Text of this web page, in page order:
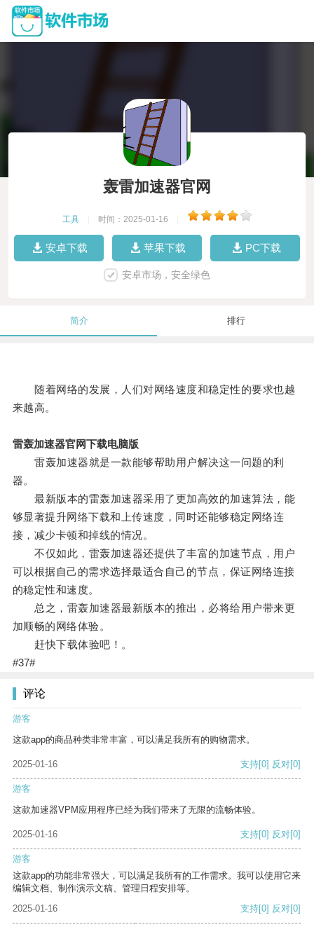
轰雷加速器官网
工具 时间：2025-01-16
安卓下载 苹果下载 PC下载
安卓市场，安全绿色
简介 排行
随着网络的发展，人们对网络速度和稳定性的要求也越
来越高。
雷轰加速器官网下载电脑版
雷轰加速器就是一款能够帮助用户解决这一问题的利
器。
最新版本的雷轰加速器采用了更加高效的加速算法，能
够显著提升网络下载和上传速度，同时还能够稳定网络连
接，减少卡顿和掉线的情况。
不仅如此，雷轰加速器还提供了丰富的加速节点，用户
可以根据自己的需求选择最适合自己的节点，保证网络连接
的稳定性和速度。
总之，雷轰加速器最新版本的推出，必将给用户带来更
加顺畅的网络体验。
赶快下载体验吧！。
#37#
评论
游客
这款app的商品种类非常丰富，可以满足我所有的购物需求。
2025-01-16 支持[0] 反对[0]
游客
这款加速器VPM应用程序已经为我们带来了无限的流畅体验。
2025-01-16 支持[0] 反对[0]
游客
这款app的功能非常强大，可以满足我所有的工作需求。我可以使用它来
编辑文档、制作演示文稿、管理日程安排等。
2025-01-16
支持[0] 反对[0]